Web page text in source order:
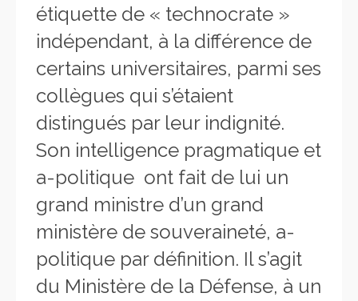
étiquette de « technocrate »
indépendant, à la différence de
certains universitaires, parmi ses
collègues qui s’étaient
distingués par leur indignité.
Son intelligence pragmatique et
a-politique ont fait de lui un
grand ministre d’un grand
ministère de souveraineté, a-
politique par définition. Il s’agit
du Ministère de la Défense, à un